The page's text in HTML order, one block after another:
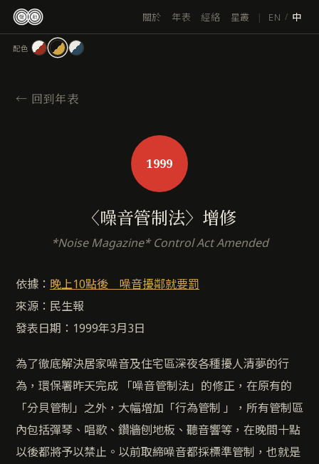
關於 年表 經絡 星叢 | EN / 中
配色
← 回到年表
1999
〈噪音管制法〉增修
*Noise Magazine* Control Act Amended
依據： 晚上10點後 噪音擾鄰就要罰
來源：民生報
發表日期：1999年3月3日
為了徹底解決居家噪音及住宅區深夜各種擾人清夢的行
為，環保署昨天完成 「噪音管制法」的修正，在原有的
「分貝管制」之外，大幅增加「行為管制 」，所有管制區
內包括彈琴、唱歌、鑽牆刨地板、聽音響等，在晚間十點
以後都將予以禁止。以前取締噪音都採標準管制，也就是